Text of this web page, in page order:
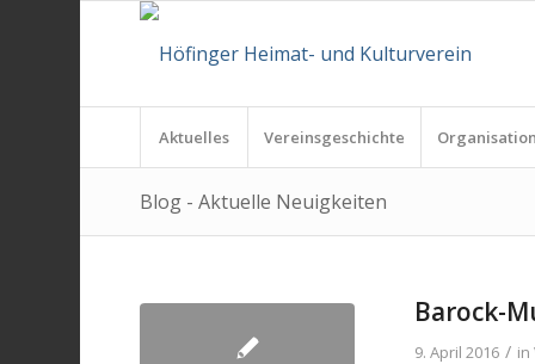
Aktuelles Vereinsgeschichte Organisation
Blog - Aktuelle Neuigkeiten
Barock-
9. April 2016 / in